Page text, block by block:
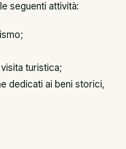
seguenti attività:
turistica;
dedicati ai beni storici,